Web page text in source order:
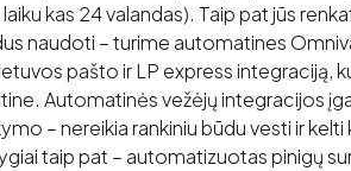
kas 24 valandas). Taip pat jūs
naudoti – turime automatines
pašto ir LP express integraciją,
Automatinės vežėjų integracijos
– nereikia rankiniu būdu vesti ir
taip pat – automatizuotas pinigų